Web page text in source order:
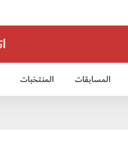
المسابقات المنتخبات